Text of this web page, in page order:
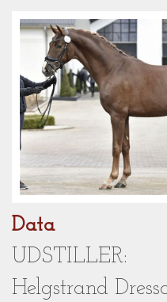
Data
UDSTILLER:
Helgstrand